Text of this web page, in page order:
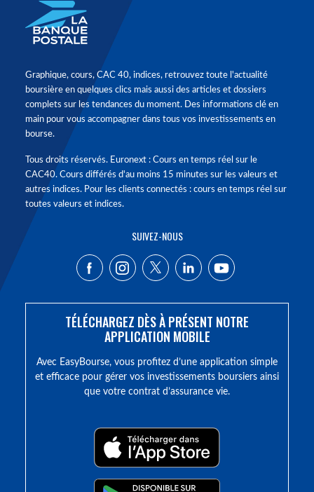
Graphique, cours, CAC 40, indices, retrouvez toute l'actualité
boursière en quelques clics mais aussi des articles et dossiers
complets sur les tendances du moment. Des informations clé en
main pour vous accompagner dans tous vos investissements en
bourse.
Tous droits réservés. Euronext : Cours en temps réel sur le
CAC40. Cours différés d'au moins 15 minutes sur les valeurs et
autres indices. Pour les clients connectés : cours en temps réel sur
toutes valeurs et indices.
SUIVEZ-NOUS
TÉLÉCHARGEZ DÈS À PRÉSENT NOTRE
APPLICATION MOBILE
Avec EasyBourse, vous profitez d’une application simple
et efficace pour gérer vos investissements boursiers ainsi
que votre contrat d’assurance vie.